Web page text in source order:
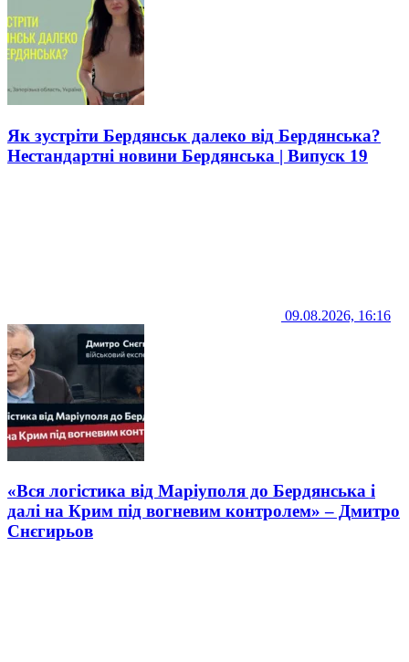
Як зустріти Бердянськ далеко від Бердянська?
Нестандартні новини Бердянська | Випуск 19
09.08.2026, 16:16
«Вся логістика від Маріуполя до Бердянська і
далі на Крим під вогневим контролем» – Дмитро
Снєгирьов